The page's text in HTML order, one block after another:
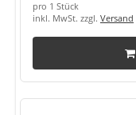
pro 1 Stück
inkl. MwSt. zzgl. Versand